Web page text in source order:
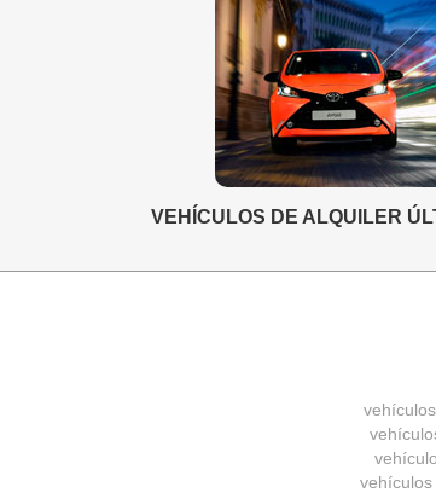
VEHÍCULOS DE ALQUILER